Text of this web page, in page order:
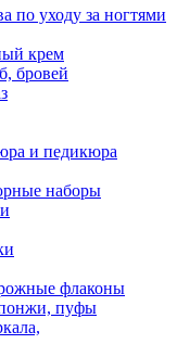
по уходу за ногтями
крем
бровей
и педикюра
наборы
флаконы
пуфы